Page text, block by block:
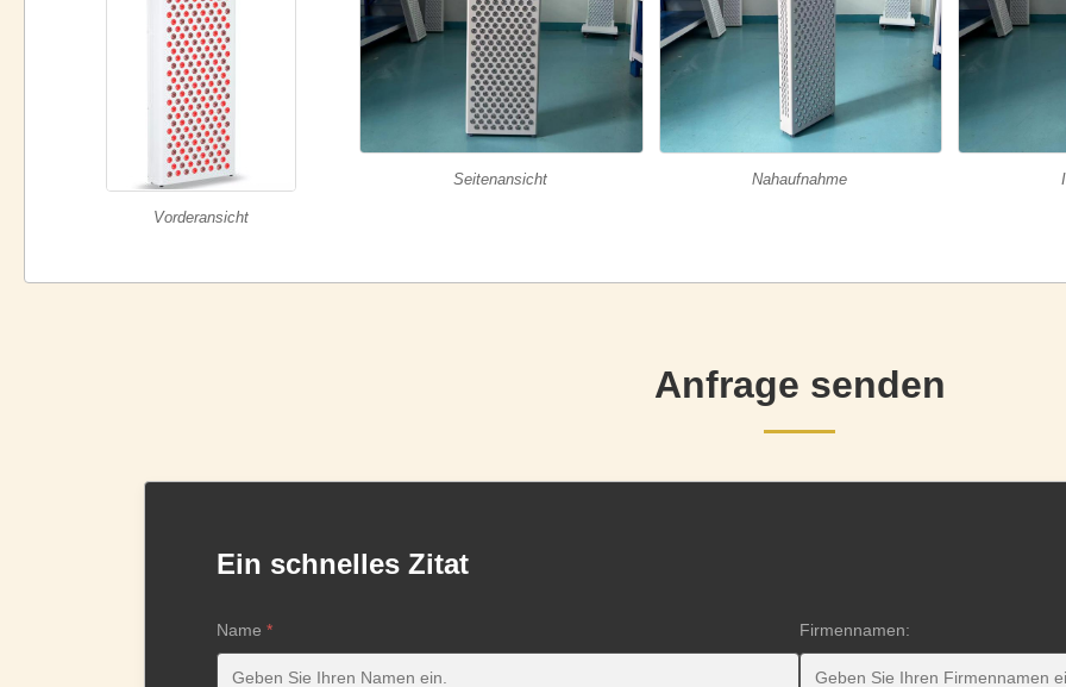
Vorderansicht
Seitenansicht Nahaufnahme
Anfrage senden
Ein schnelles Zitat
Name * Firmennamen: